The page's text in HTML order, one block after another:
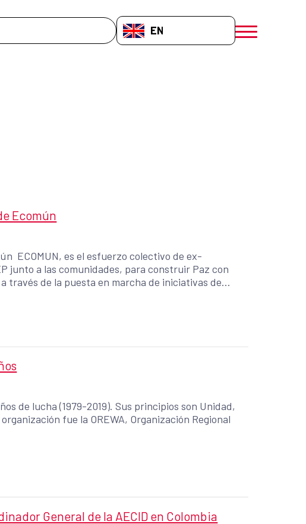
EN-GB
menú móvil
Ecomún
ECOMUN, es el esfuerzo colectivo de ex-
junto a las comunidades, para construir Paz con
través de la puesta en marcha de iniciativas de
de lucha (1979-2019). Sus principios son Unidad,
fue la OREWA, Organización Regional
General de la AECID en Colombia